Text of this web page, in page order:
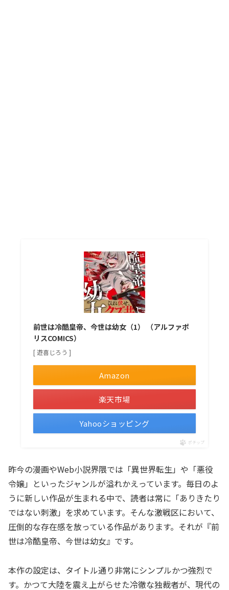
前世は冷酷皇帝、今世は幼女（1） （アルファポ
リスCOMICS）
[ 遊喜じろう ]
Amazon
楽天市場
Yahooショッピング
ポチップ
昨今の漫画やWeb小説界隈では「異世界転生」や「悪役
令嬢」といったジャンルが溢れかえっています。毎日のよ
うに新しい作品が生まれる中で、読者は常に「ありきたり
ではない刺激」を求めています。そんな激戦区において、
圧倒的な存在感を放っている作品があります。それが『前
世は冷酷皇帝、今世は幼女』です。
本作の設定は、タイトル通り非常にシンプルかつ強烈で
す。かつて大陸を震え上がらせた冷徹な独裁者が、現代の